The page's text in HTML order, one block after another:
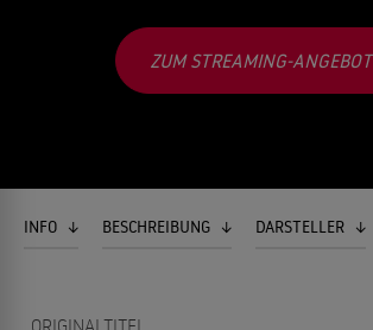
ZUM STREAMING-ANGEBOT
INFO BESCHREIBUNG DARSTELLER
ORIGINALTITEL